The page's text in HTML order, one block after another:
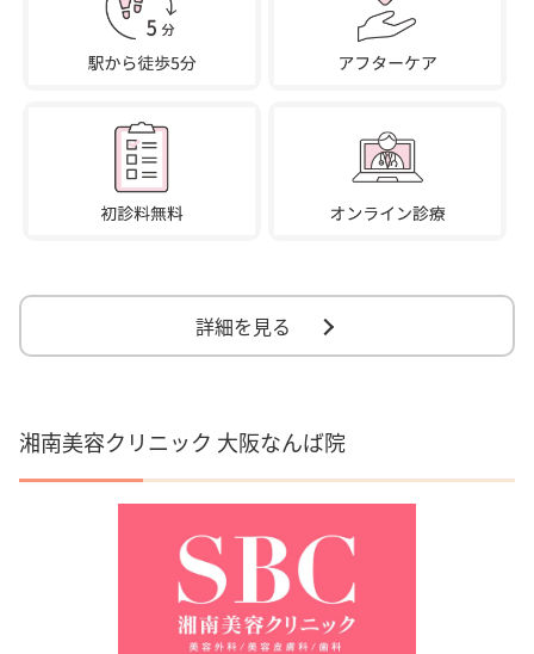
詳細を見る
湘南美容クリニック 大阪なんば院